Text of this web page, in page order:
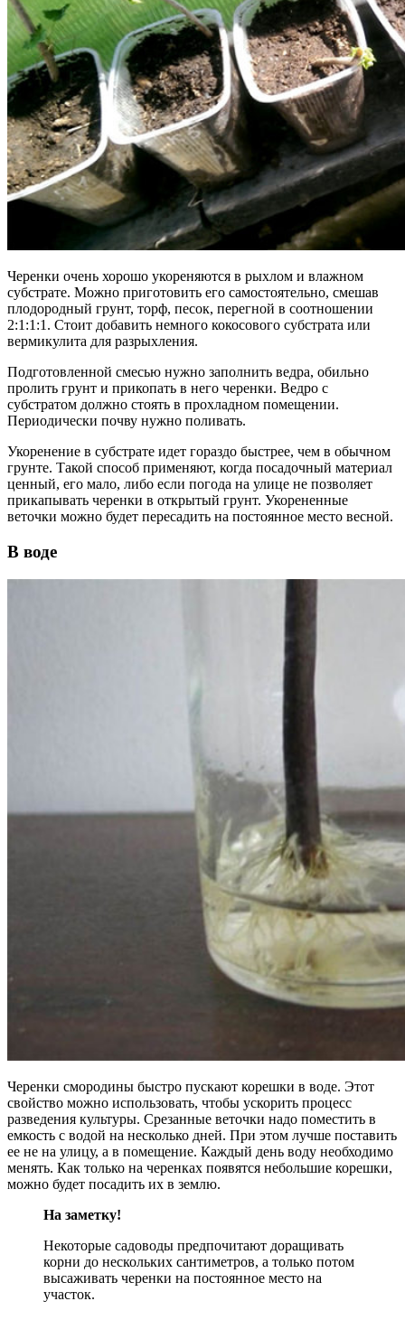
Черенки очень хорошо укореняются в рыхлом и влажном
субстрате. Можно приготовить его самостоятельно, смешав
плодородный грунт, торф, песок, перегной в соотношении
2:1:1:1. Стоит добавить немного кокосового субстрата или
вермикулита для разрыхления.
Подготовленной смесью нужно заполнить ведра, обильно
пролить грунт и прикопать в него черенки. Ведро с
субстратом должно стоять в прохладном помещении.
Периодически почву нужно поливать.
Укоренение в субстрате идет гораздо быстрее, чем в обычном
грунте. Такой способ применяют, когда посадочный материал
ценный, его мало, либо если погода на улице не позволяет
прикапывать черенки в открытый грунт. Укорененные
веточки можно будет пересадить на постоянное место весной.
В воде
Черенки смородины быстро пускают корешки в воде. Этот
свойство можно использовать, чтобы ускорить процесс
разведения культуры. Срезанные веточки надо поместить в
емкость с водой на несколько дней. При этом лучше поставить
ее не на улицу, а в помещение. Каждый день воду необходимо
менять. Как только на черенках появятся небольшие корешки,
можно будет посадить их в землю.
На заметку!
Некоторые садоводы предпочитают доращивать
корни до нескольких сантиметров, а только потом
высаживать черенки на постоянное место на
участок.